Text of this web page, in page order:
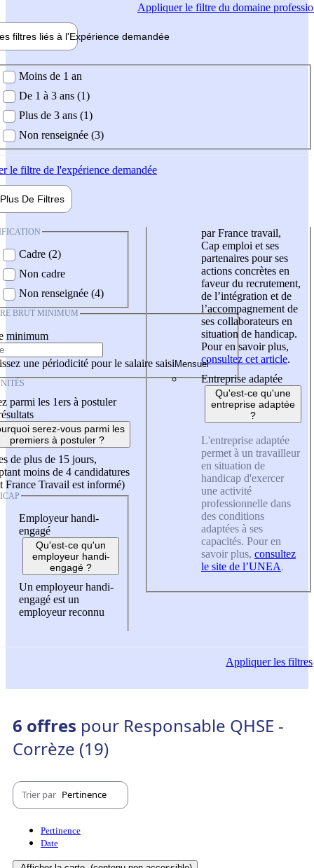
Appliquerle filtre du domaine
filtres liés à l'Expérience demandée
demandée
Moins de 1 an
De 1 à 3 ans (1)
Plus de 3 ans (1)
Non renseignée (3)
le filtre de l'expérience demandée
Plus De Filtres
Cadre (2)
Non cadre
Non renseignée (4)
BRUT MINIMUM
minimum
une périodicité pour le salaire saisi
parmi les 1ers à postuler
serez-vous parmi les
premiers à postuler ?
de plus de 15 jours,
moins de 4 candidatures
France Travail est informé)
Employeur handi-
engagé
Qu'est-ce qu'un
employeur handi-
engagé ?
Un employeur handi-
engagé est un
employeur reconnu
par France travail,
Cap emploi et ses
partenaires pour ses
actions concrètes en
faveur du recrutement,
de l’intégration et de
l’accompagnement de
ses collaborateurs en
situation de handicap.
Pour en savoir plus,
consultez cet article.
Entreprise adaptée
Qu'est-ce qu'une
entreprise adaptée
?
L'entreprise adaptée
permet à un travailleur
en situation de
handicap d'exercer
une activité
professionnelle dans
des conditions
adaptées à ses
capacités. Pour en
savoir plus, consultez
le site de l’UNEA.
Appliquerles filtres
6 offres pour Responsable QHSE -
Corrèze (19)
Trier par Pertinence
Pertinence
Date